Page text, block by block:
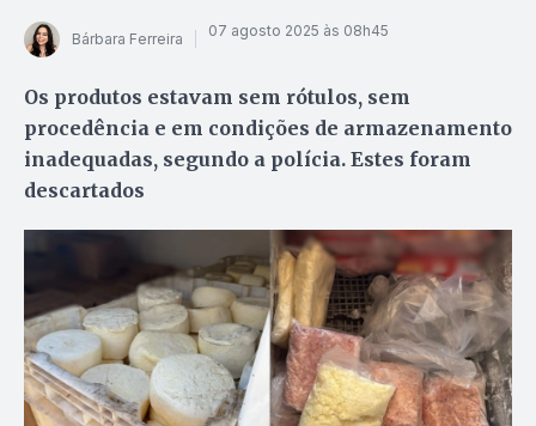
Bárbara Ferreira 07 agosto 2025 às 08h45
Os produtos estavam sem rótulos, sem
procedência e em condições de armazenamento
inadequadas, segundo a polícia. Estes foram
descartados